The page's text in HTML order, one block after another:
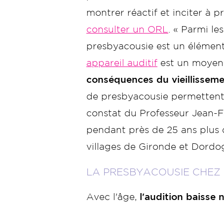
montrer réactif et inciter à
consulter un ORL
. « Parmi
presbyacousie est un
appareil auditif est un
conséquences du
de presbyacousie
constat du Professeur Jean-
pendant près de 25 ans plus
villages de Gironde et
LA PRESBYACOUSIE
Avec l'âge, l'audition baisse